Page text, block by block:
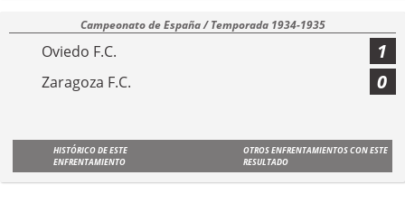
Campeonato de España / Temporada 1934-1935
Oviedo F.C. 1
Zaragoza F.C. 0
HISTÓRICO DE ESTE
ENFRENTAMIENTO
OTROS ENFRENTAMIENTOS CON ESTE
RESULTADO